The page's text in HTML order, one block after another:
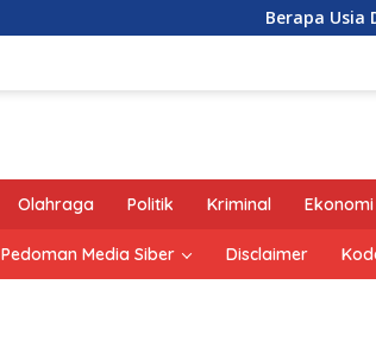
Berapa Usia Davina
Olahraga Politik Kriminal Ekonomi
Pedoman Media Siber Disclaimer